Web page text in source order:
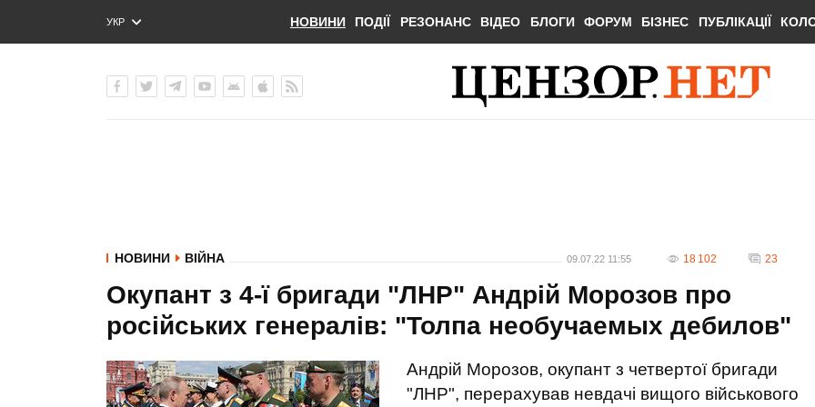
УКР
ENG
НОВИНИ ПОДІЇ РЕЗОНАНС ВІДЕО БЛОГИ ФОРУМ БІЗНЕС ПУБЛІКАЦІЇ
НОВИНИ ВІЙНА 09.07.22 11:55 18 102 23
Окупант з 4-ї бригади "ЛНР" Андрій Морозов про
російських генералів: "Толпа необучаемых дебилов"
Андрій Морозов, окупант з четвертої бригади
"ЛНР", перерахував невдачі вищого військового